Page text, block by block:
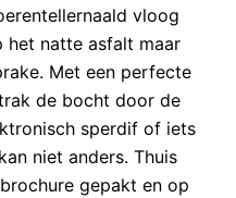
vloog
het natte asfalt maar
Met een perfecte
de bocht door de
sperdif of iets
niet anders. Thuis
gepakt en op